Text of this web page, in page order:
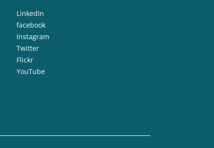
LinkedIn
facebook
Instagram
Twitter
Flickr
YouTube